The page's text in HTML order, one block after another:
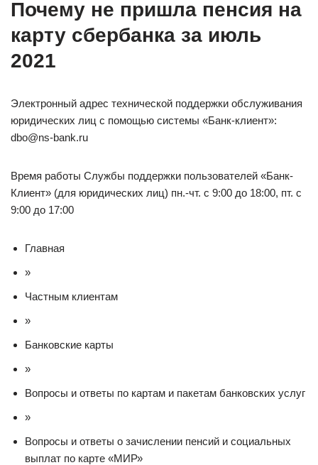
Почему не пришла пенсия на
карту сбербанка за июль
2021
Электронный адрес технической поддержки обслуживания
юридических лиц с помощью системы «Банк-клиент»:
dbo@ns-bank.ru
Время работы Службы поддержки пользователей «Банк-
Клиент» (для юридических лиц) пн.-чт. с 9:00 до 18:00, пт. с
9:00 до 17:00
Главная
»
Частным клиентам
»
Банковские карты
»
Вопросы и ответы по картам и пакетам банковских услуг
»
Вопросы и ответы о зачислении пенсий и социальных
выплат по карте «МИР»